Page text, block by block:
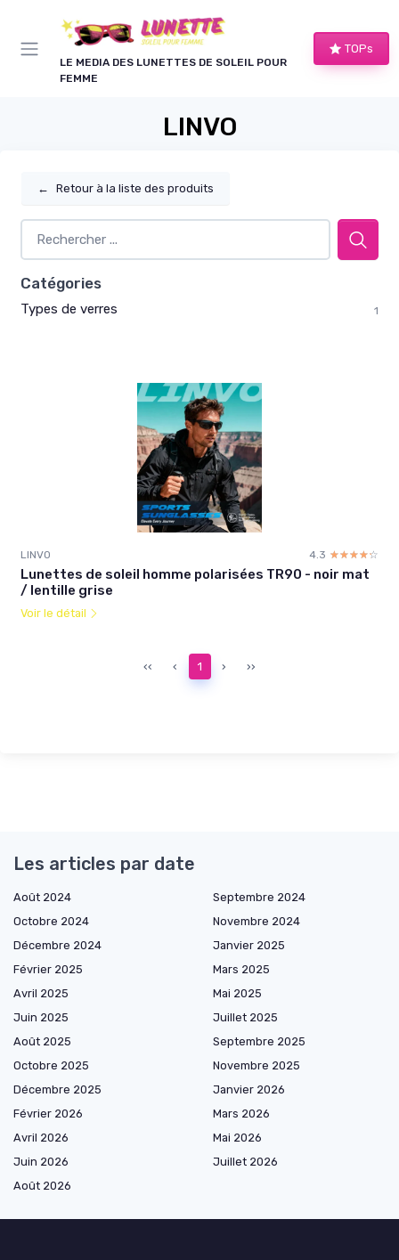
LE MEDIA DES LUNETTES DE SOLEIL POUR
FEMME
TOPs
LINVO
← Retour à la liste des produits
Catégories
Types de verres 1
LINVO 4.3 ☆☆☆☆☆
★★★★★
Lunettes de soleil homme polarisées TR90 - noir mat
/ lentille grise
Voir le détail
‹‹ ‹ 1 › ››
Les articles par date
Août 2024
Septembre 2024
Octobre 2024
Novembre 2024
Décembre 2024
Janvier 2025
Février 2025
Mars 2025
Avril 2025
Mai 2025
Juin 2025
Juillet 2025
Août 2025
Septembre 2025
Octobre 2025
Novembre 2025
Décembre 2025
Janvier 2026
Février 2026
Mars 2026
Avril 2026
Mai 2026
Juin 2026
Juillet 2026
Août 2026